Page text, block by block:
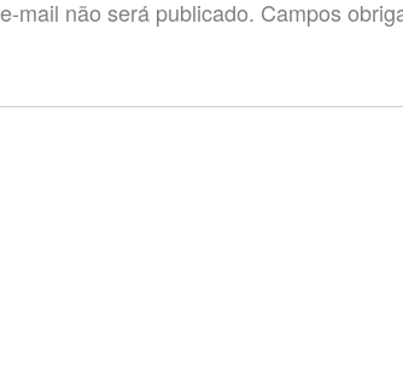
mail não será publicado. Campos